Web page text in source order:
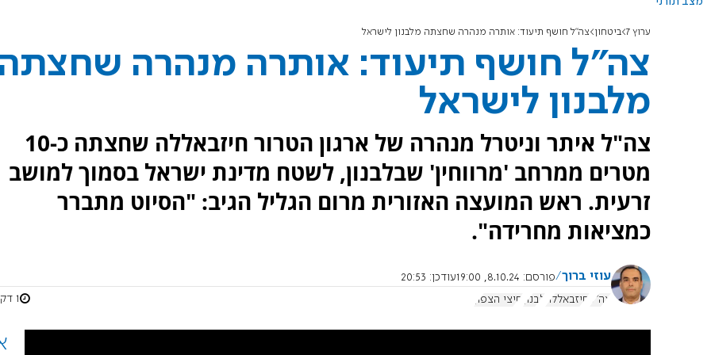
ערוץ 7 ביטחון צה"ל חושף תיעוד: אותרה מנהרה שחצתה מלבנון לישראל
צה"ל חושף תיעוד: אותרה מנהרה
מלבנון לישראל
צה"ל איתר וניטרל מנהרה של ארגון הטרור חיזבאללה שחצתה כ-10
מטרים ממרחב 'מרווחין' שבלבנון, לשטח מדינת ישראל בסמוך למושב
זרעית. ראש המועצה האזורית מרום הגליל הגיב: "הסיוט מתברר
כמציאות מחרידה".
עוזי ברוך פורסם: 8.10.24, 19:00 עודכן: 20:53
צה"ל
חיזבאללה לבנון חיצי הצפון 1 דקות